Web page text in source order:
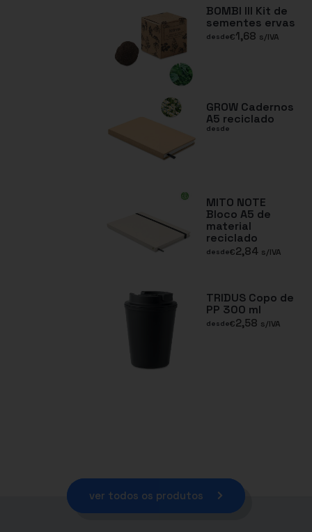
BOMBI III Kit de
sementes ervas
desde€1,68 s/IVA
GROW Cadernos
A5 reciclado
desde
MITO NOTE
Bloco A5 de
material
reciclado
desde€2,84 s/IVA
TRIDUS Copo de
PP 300 ml
desde€2,58 s/IVA
ver todos os produtos